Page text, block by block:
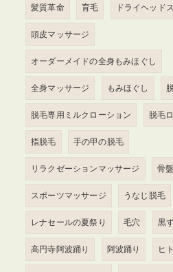
髪質革命 育毛 ドライヘッド
頭皮マッサージ
オーダーメイドの全身もみほぐし
全身マッサージ もみほぐし
脱毛専用ミルクローション 脱毛
指脱毛 手の甲の脱毛
リラクゼーションマッサージ 骨
スポーツマッサージ うなじ脱毛
レナセールの夏祭り 毛穴 黒
高円寺阿波踊り 阿波踊り ヒ